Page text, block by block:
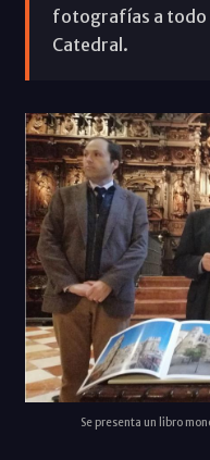
fotografías a todo
Catedral.
Se presenta un libro